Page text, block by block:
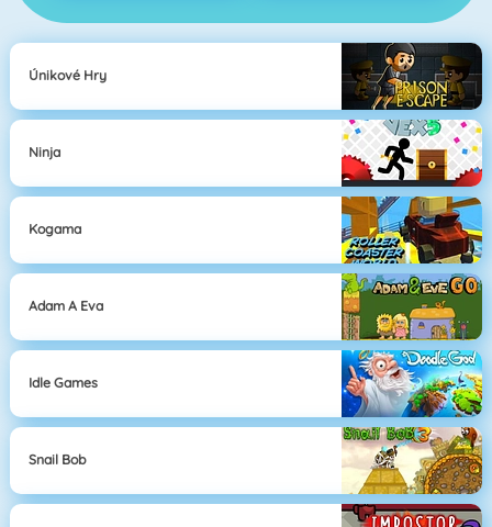
Únikové Hry
Ninja
Kogama
Adam A Eva
Idle Games
Snail Bob